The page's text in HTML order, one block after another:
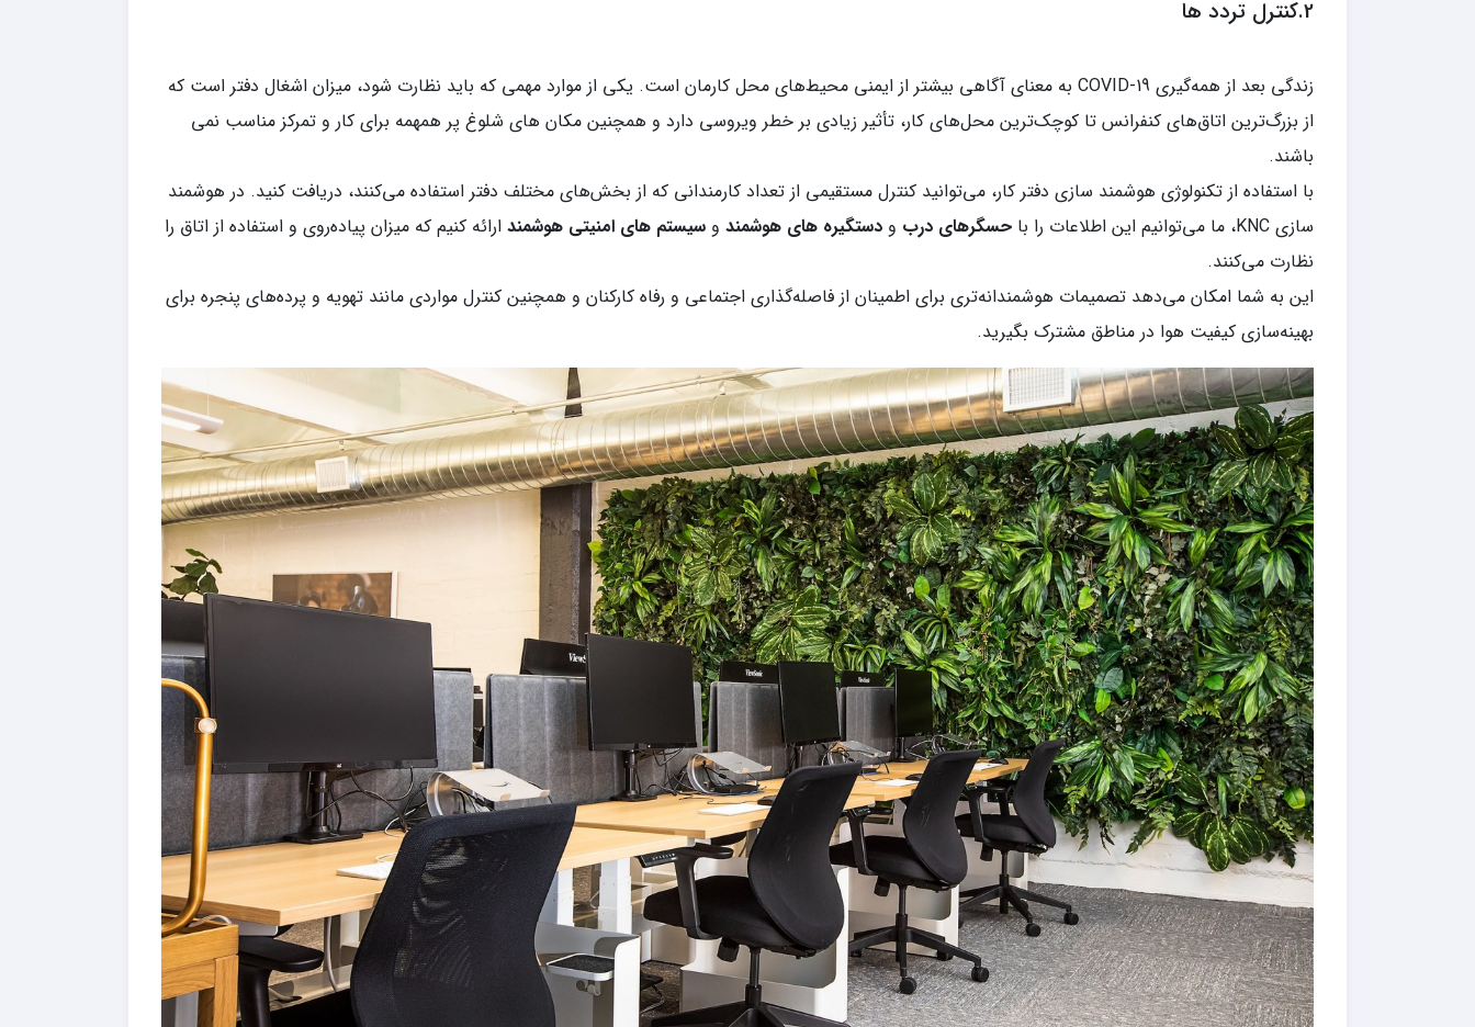
2.کنترل تردد ها
زندگی بعد از همه‌گیری COVID-19 به معنای آگاهی بیشتر از ایمنی محیط‌های محل کارمان است. یکی از موارد مهمی که باید نظارت شود، میزان اشغال دفتر است که
از بزرگ‌ترین اتاق‌های کنفرانس تا کوچک‌ترین محل‌های کار، تأثیر زیادی بر خطر ویروسی دارد و همچنین مکان های شلوغ پر همهمه برای کار و تمرکز مناسب نمی
باشند.
با استفاده از تکنولوژی هوشمند سازی دفتر کار، می‌توانید کنترل مستقیمی از تعداد کارمندانی که از بخش‌های مختلف دفتر استفاده می‌کنند، دریافت کنید. در هوشمند
سازی KNC، ما می‌توانیم این اطلاعات را با
حسگرهای درب و دستگیره های هوشمند و سیستم های امنیتی هوشمند ارائه کنیم که میزان پیاده‌روی و استفاده از اتاق را
نظارت می‌کنند.
این به شما امکان می‌دهد تصمیمات هوشمندانه‌تری برای اطمینان از فاصله‌گذاری اجتماعی و رفاه کارکنان و همچنین کنترل مواردی مانند تهویه و پرده‌های پنجره برای
بهینه‌سازی کیفیت هوا در مناطق مشترک بگیرید.